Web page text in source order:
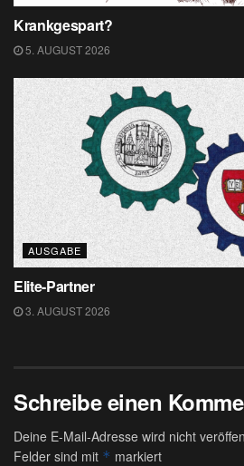
Krankgespart?
5. AUGUST 2026
AUSGABE
Elite-Partner
3. AUGUST 2026
Schreibe einen
Deine E-Mail-Adresse wird nicht
Felder sind mit * markiert